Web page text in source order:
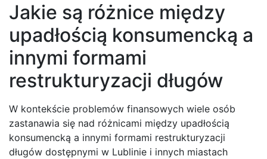
Jakie są różnice między
upadłością konsumencką a
innymi formami
restrukturyzacji długów
W kontekście problemów finansowych wiele osób
zastanawia się nad różnicami między upadłością
konsumencką a innymi formami restrukturyzacji
długów dostępnymi w Lublinie i innych miastach